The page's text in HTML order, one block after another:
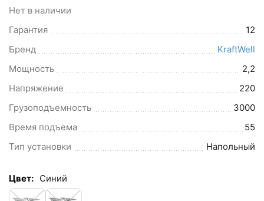
Нет в наличии
Гарантия
12
Бренд
KraftWell
Мощность
2,2
Напряжение
220
Грузоподъемность
3000
Время подъема
55
Тип установки
Напольный
Цвет: Синий